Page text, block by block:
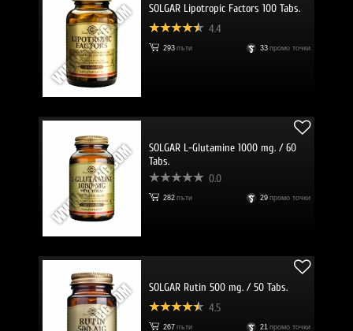
SOLGAR Lipotropic Factors 100 Tabs.
4.4
293 пъти 33 промо точки
SOLGAR L-Glutamine 1000 mg. / 60
Tabs.
0.0
282 пъти 29 промо точки
SOLGAR Rutin 500 mg. / 50 Tabs.
4.5
267 пъти 21 промо точки